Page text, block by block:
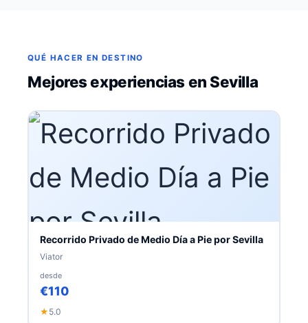
QUÉ HACER EN DESTINO
Mejores experiencias en Sevilla
Recorrido Privado de Medio Día a Pie por Sevilla
Viator
desde
€110
★ 5.0